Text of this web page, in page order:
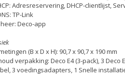
Adresreservering, DHCP-clientlijst,
TP-Link
Deco-app
(B x D x H): 90,7 x 90,7 x 190 mm
verpakking: Deco E4 (3-pack), 3 Deco
3 voedingsadapters, 1 Snelle